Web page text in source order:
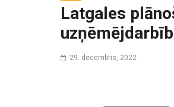
Latgales
29. decembris, 2022